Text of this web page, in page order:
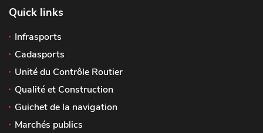
Quick links
Infrasports
Cadasports
Unité du Contrôle Routier
Qualité et Construction
Guichet de la navigation
Marchés publics